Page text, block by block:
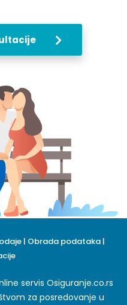
| Obrada podataka|
servis Osiguranje.co.rs
za posredovanje u